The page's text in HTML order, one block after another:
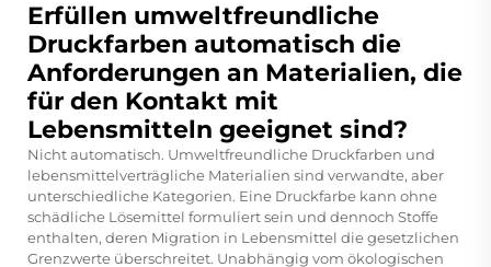
Erfüllen umweltfreundliche
Druckfarben automatisch die
Anforderungen an Materialien, die
für den Kontakt mit
Lebensmitteln geeignet sind?
Nicht automatisch. Umweltfreundliche Druckfarben und
lebensmittelverträgliche Materialien sind verwandte, aber
unterschiedliche Kategorien. Eine Druckfarbe kann ohne
schädliche Lösemittel formuliert sein und dennoch Stoffe
enthalten, deren Migration in Lebensmittel die gesetzlichen
Grenzwerte überschreitet. Unabhängig vom ökologischen